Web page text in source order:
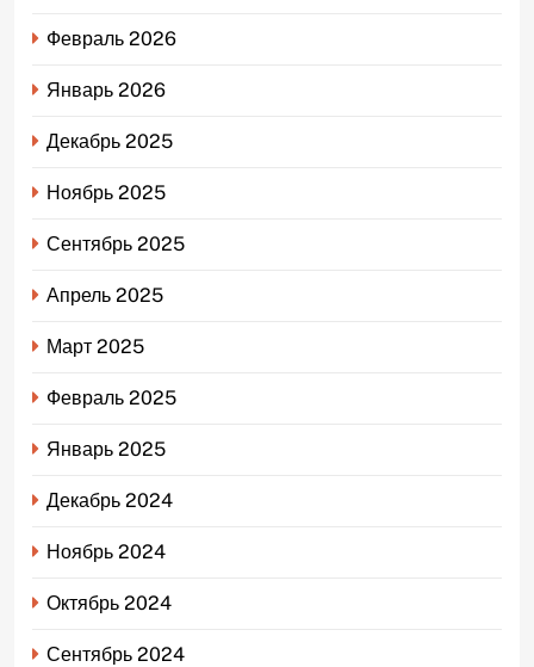
Февраль 2026
Январь 2026
Декабрь 2025
Ноябрь 2025
Сентябрь 2025
Апрель 2025
Март 2025
Февраль 2025
Январь 2025
Декабрь 2024
Ноябрь 2024
Октябрь 2024
Сентябрь 2024